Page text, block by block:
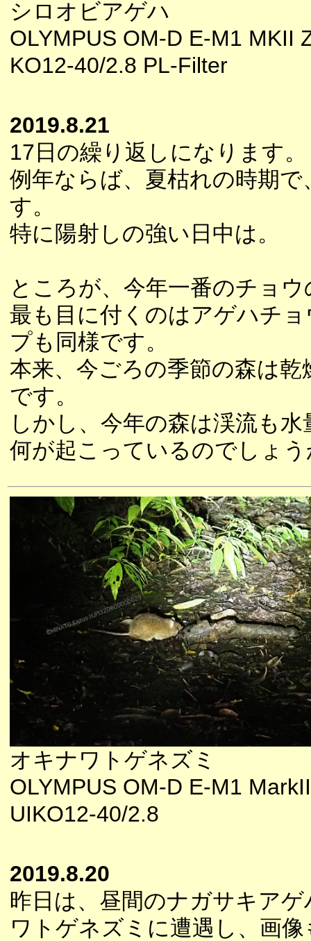
シロオビアゲハ
OLYMPUS OM-D E-M1 MKII
KO12-40/2.8 PL-Filter
2019.8.21
17日の繰り返しになります。
例年ならば、夏枯れの時期
す。
特に陽射しの強い日中は。
ところが、今年一番のチョ
最も目に付くのはアゲハチ
プも同様です。
本来、今ごろの季節の森は
です。
しかし、今年の森は渓流も
何が起こっているのでしょ
オキナワトゲネズミ
OLYMPUS OM-D E-M1
UIKO12-40/2.8
2019.8.20
昨日は、昼間のナガサキア
ワトゲネズミに遭遇し、画